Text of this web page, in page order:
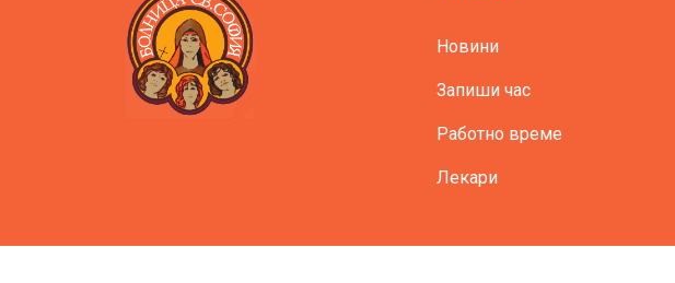
Новини
Запиши час
Работно време
Лекари